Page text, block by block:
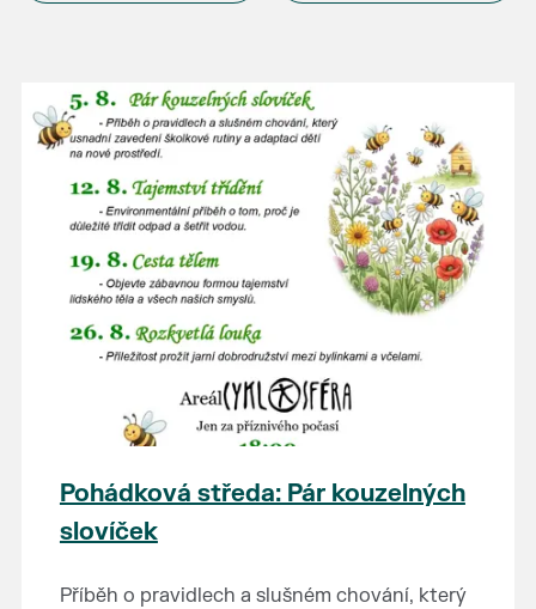
Pohádková středa: Pár kouzelných
slovíček
Příběh o pravidlech a slušném chování, který